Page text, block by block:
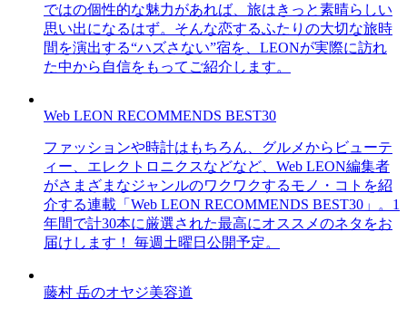
ではの個性的な魅力があれば、旅はきっと素晴らしい
思い出になるはず。そんな恋するふたりの大切な旅時
間を演出する“ハズさない”宿を、LEONが実際に訪れ
た中から自信をもってご紹介します。
Web LEON RECOMMENDS BEST30
ファッションや時計はもちろん、グルメからビューテ
ィー、エレクトロニクスなどなど、Web LEON編集者
がさまざまなジャンルのワクワクするモノ・コトを紹
介する連載「Web LEON RECOMMENDS BEST30」。1
年間で計30本に厳選された最高にオススメのネタをお
届けします！ 毎週土曜日公開予定。
藤村 岳のオヤジ美容道